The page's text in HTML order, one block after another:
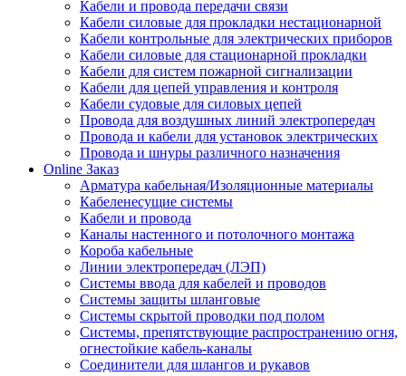
Кабели и провода передачи связи
Кабели силовые для прокладки нестационарной
Кабели контрольные для электрических приборов
Кабели силовые для стационарной прокладки
Кабели для систем пожарной сигнализации
Кабели для цепей управления и контроля
Кабели судовые для силовых цепей
Провода для воздушных линий электропередач
Провода и кабели для установок электрических
Провода и шнуры различного назначения
Online Заказ
Арматура кабельная/Изоляционные материалы
Кабеленесущие системы
Кабели и провода
Каналы настенного и потолочного монтажа
Короба кабельные
Линии электропередач (ЛЭП)
Системы ввода для кабелей и проводов
Системы защиты шланговые
Системы скрытой проводки под полом
Системы, препятствующие распространению огня,
огнестойкие кабель-каналы
Соединители для шлангов и рукавов